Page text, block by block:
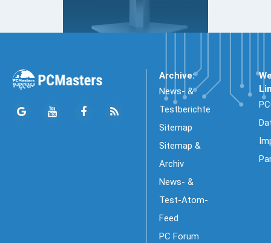
Archive:
News- &
Testberichte
Sitemap
Sitemap &
Archiv
News- &
Test-Atom-
Feed
PC Forum